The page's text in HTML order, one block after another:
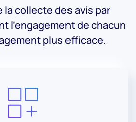
collecte des avis par
l'engagement de chacun
plus efficace.